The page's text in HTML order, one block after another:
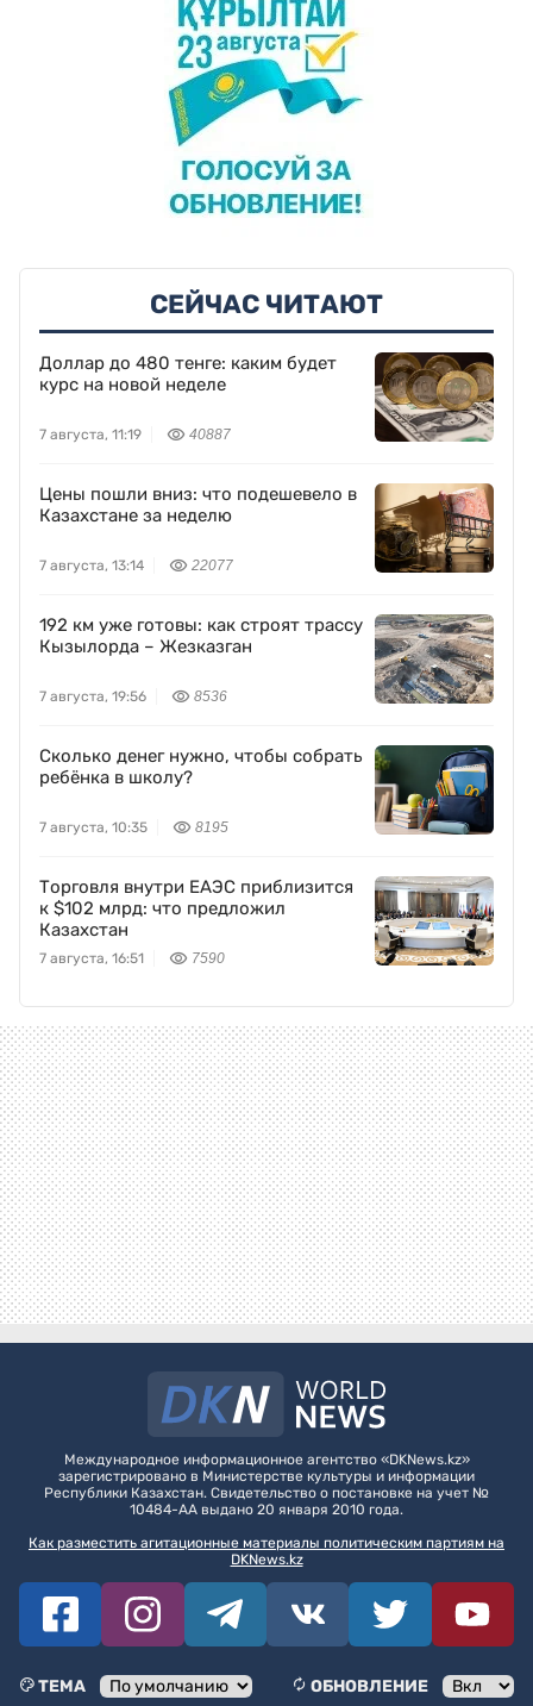
СЕЙЧАС ЧИТАЮТ
Доллар до 480 тенге: каким будет
курс на новой неделе
7 августа, 11:19 40887
Цены пошли вниз: что подешевело в
Казахстане за неделю
7 августа, 13:14 22077
192 км уже готовы: как строят трассу
Кызылорда – Жезказган
7 августа, 19:56 8536
Сколько денег нужно, чтобы собрать
ребёнка в школу?
7 августа, 10:35 8195
Торговля внутри ЕАЭС приблизится
к $102 млрд: что предложил
Казахстан
7 августа, 16:51 7590
Международное информационное агентство «DKNews.kz»
зарегистрировано в Министерстве культуры и информации
Республики Казахстан. Свидетельство о постановке на учет №
10484-АА выдано 20 января 2010 года.
Как разместить агитационные материалы политическим партиям на
DKNews.kz
ТЕМА ОБНОВЛЕНИЕ